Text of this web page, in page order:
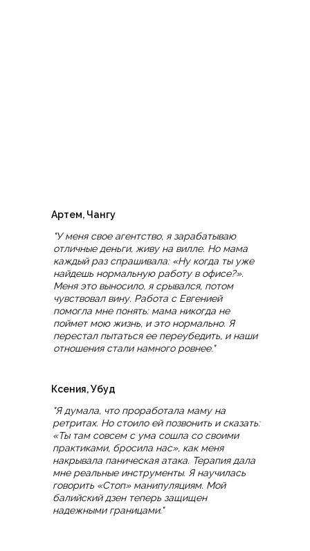
"У меня свое агентство, я зарабатываю
отличные деньги, живу на вилле. Но мама
каждый раз спрашивала: «Ну когда ты уже
найдешь нормальную работу в офисе?».
Меня это выносило, я срывался, потом
чувствовал вину. Работа с Евгенией
помогла мне понять: мама никогда не
поймет мою жизнь, и это нормально. Я
перестал пытаться ее переубедить, и наши
отношения стали намного ровнее."
Артем, Чангу
"Я думала, что проработала маму на
ретритах. Но стоило ей позвонить и сказать:
«Ты там совсем с ума сошла со своими
практиками, бросила нас», как меня
накрывала паническая атака. Терапия дала
мне реальные инструменты. Я научилась
говорить «Стоп» манипуляциям. Мой
балийский дзен теперь защищен
надежными границами."
Ксения, Убуд